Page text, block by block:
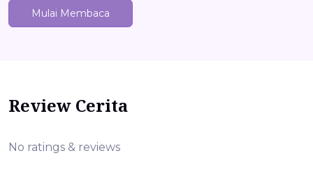
Mulai Membaca
Review Cerita
No ratings & reviews